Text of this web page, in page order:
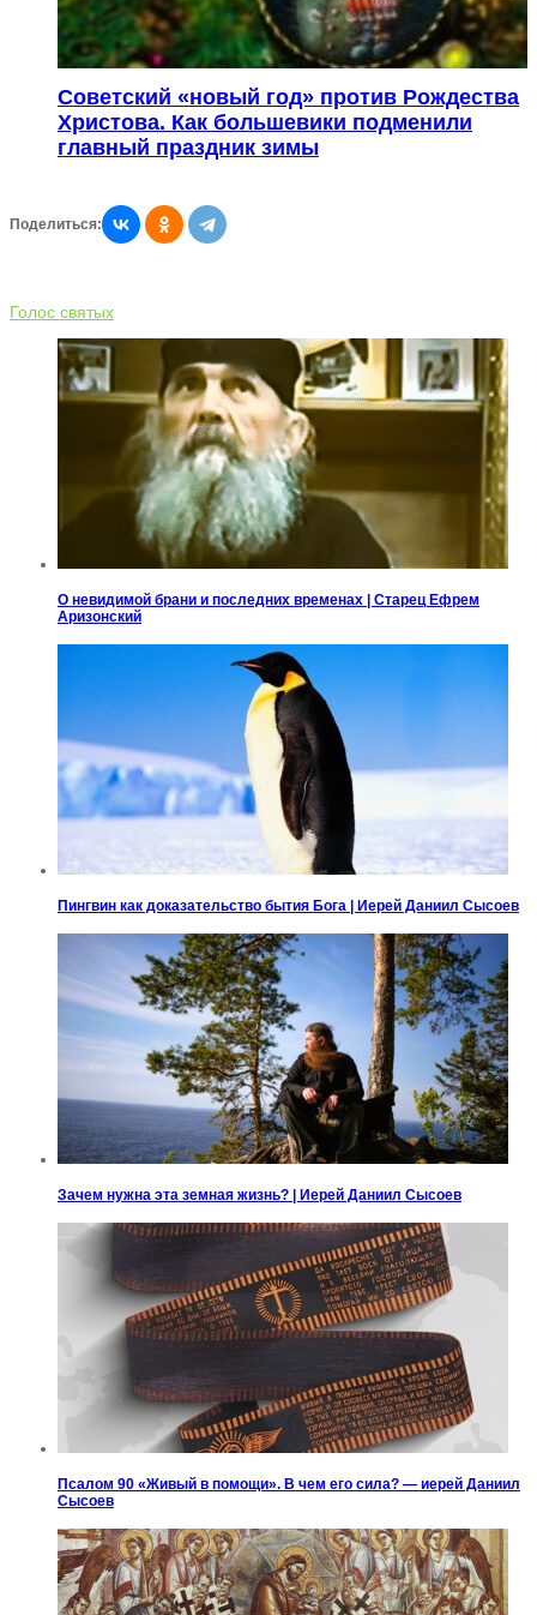
Советский «новый год» против Рождества
Христова. Как большевики подменили
главный праздник зимы
Поделиться:
Голос святых
О невидимой брани и последних временах | Старец Ефрем
Аризонский
Пингвин как доказательство бытия Бога | Иерей Даниил Сысоев
Зачем нужна эта земная жизнь? | Иерей Даниил Сысоев
Псалом 90 «Живый в помощи». В чем его сила? — иерей Даниил
Сысоев